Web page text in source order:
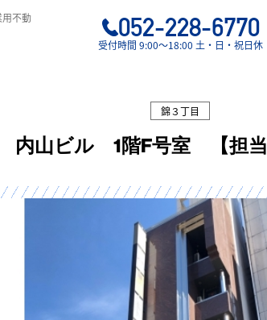
不動 052-228-6770
受付時間 9:00〜18:00 土・日・祝日休
錦３丁目
内山ビル 1階F号室 【担当